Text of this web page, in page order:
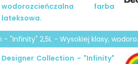
wodorozcieńczalna farba
lateksowa.
- "Infinity" 2,5L - Wysokiej klasy,
Designer Collection - "Infinity"